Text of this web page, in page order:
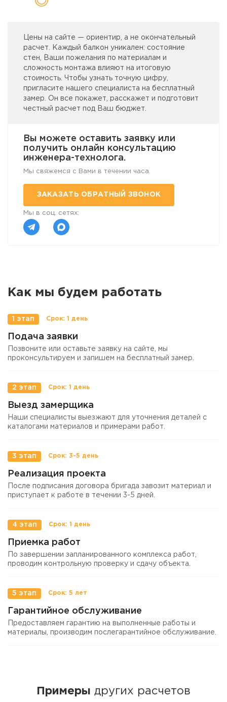
Цены на сайте — ориентир, а не окончательный
расчет. Каждый балкон уникален: состояние
стен, Ваши пожелания по материалам и
сложность монтажа влияют на итоговую
стоимость. Чтобы узнать точную цифру,
пригласите нашего специалиста на бесплатный
замер. Он все покажет, расскажет и подготовит
честный расчет под Ваш бюджет.
Вы можете оставить заявку или
получить онлайн консультацию
инженера-технолога.
Мы свяжемся с Вами в течении часа.
ЗАКАЗАТЬ ОБРАТНЫЙ ЗВОНОК
Мы в соц. сетях:
Как мы будем работать
1 этап
Подача заявки
Позвоните или оставьте заявку на сайте, мы
проконсультируем и запишем на бесплатный замер.
2 этап
Выезд замерщика
Наши специалисты выезжают для уточнения деталей с
каталогами материалов и примерами работ.
3 этап
Реализация проекта
После подписания договора бригада завозит материал и
приступает к работе в течении 3-5 дней.
4 этап
Приемка работ
По завершении запланированного комплекса работ,
проводим контрольную проверку и сдачу объекта.
5 этап
Гарантийное обслуживание
Предоставляем гарантию на выполненные работы и
материалы, производим послегарантийное обслуживание.
Примеры других расчетов